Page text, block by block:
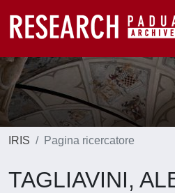
IRIS Pagina ricercatore
TAGLIAVINI,